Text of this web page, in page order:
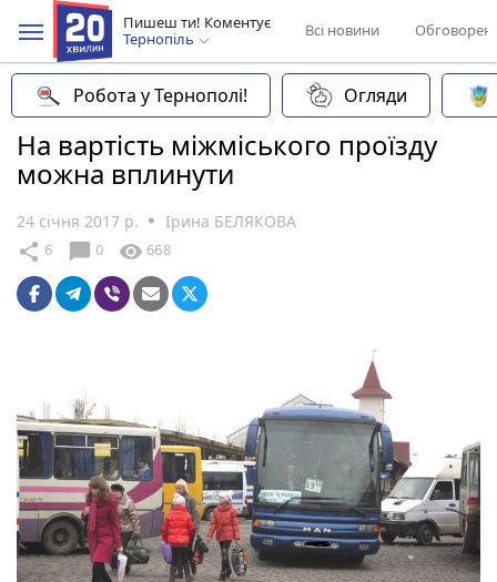
Пишеш ти! Коментує
Тернопіль
Всі новини
Робота у Тернополі! Огляди
На вартість міжміського проїзду
можна вплинути
24 січня 2017 р. Ірина БЕЛЯКОВА
share 6 chat_bubble 0 visibility 668